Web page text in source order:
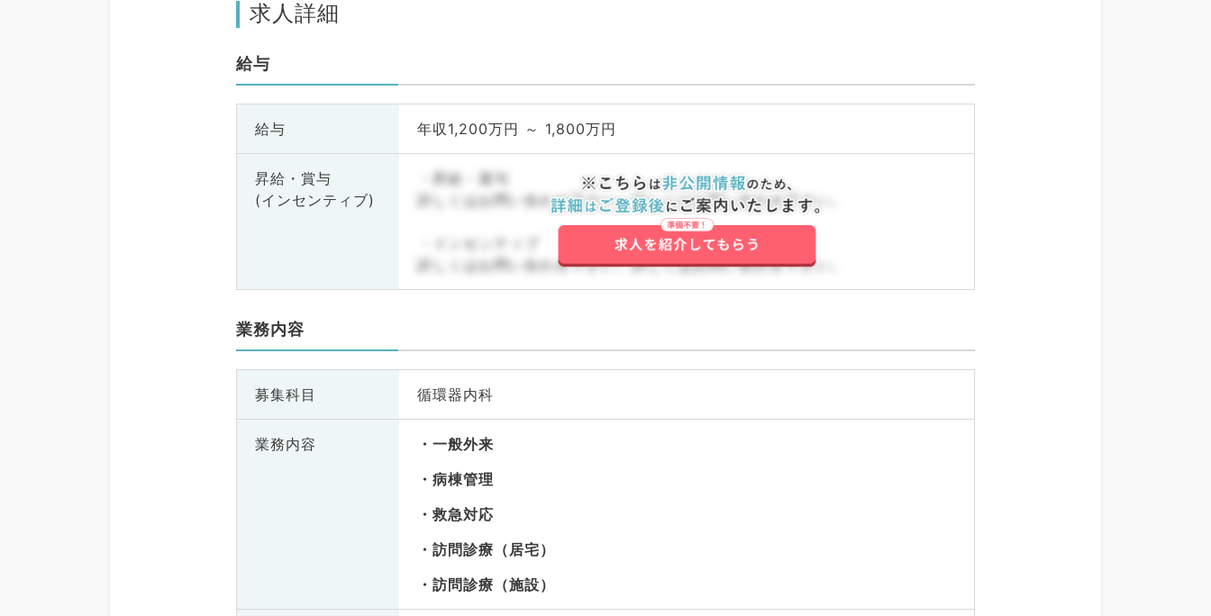
求人詳細
給与
給与 年収1,200万円 ～ 1,800万円
昇給・賞与
(インセンティブ)
・昇給・賞与
詳しくはお問い合わせ下さい。詳しくはお問い合わせ下さい。
・インセンティブ
詳しくはお問い合わせ下さい。詳しくはお問い合わせ下さい。
業務内容
募集科目 循環器内科
業務内容
一般外来
病棟管理
救急対応
訪問診療（居宅）
訪問診療（施設）